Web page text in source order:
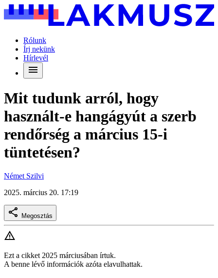
Rólunk
Írj nekünk
Hírlevél
Mit tudunk arról, hogy
használt-e hangágyút a szerb
rendőrség a március 15-i
tüntetésen?
Német Szilvi
2025. március 20. 17:19
Megosztás
Ezt a cikket 2025 márciusában írtuk.
A benne lévő információk azóta elavulhattak.